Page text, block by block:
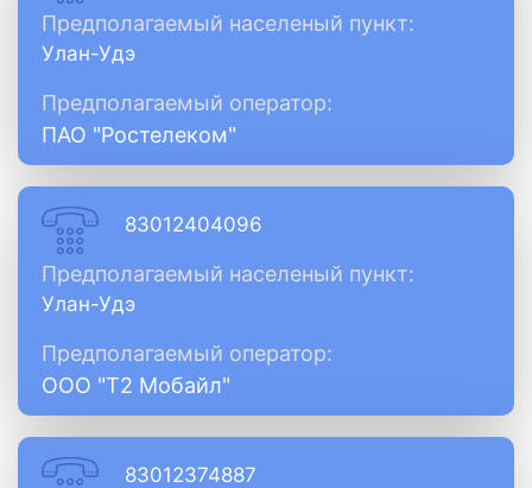
Предполагаемый населеный пункт:
Улан-Удэ
Предполагаемый оператор:
ПАО "Ростелеком"
83012404096
Предполагаемый населеный пункт:
Улан-Удэ
Предполагаемый оператор:
ООО "Т2 Мобайл"
83012374887